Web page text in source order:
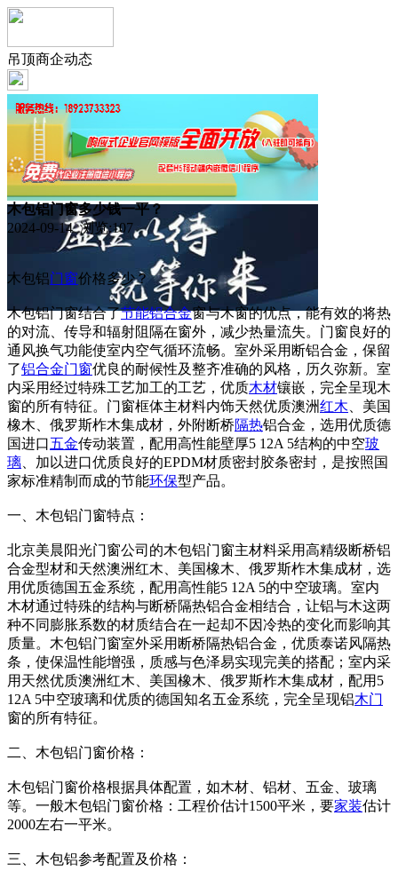
吊顶商企动态
木包铝门窗多少钱一平？
2024-09-14 浏览:107
木包铝门窗价格多少？
木包铝门窗结合了节能铝合金窗与木窗的优点，能有效的将热
的对流、传导和辐射阻隔在窗外，减少热量流失。门窗良好的
通风换气功能使室内空气循环流畅。室外采用断铝合金，保留
了铝合金门窗优良的耐候性及整齐准确的风格，历久弥新。室
内采用经过特殊工艺加工的工艺，优质木材镶嵌，完全呈现木
窗的所有特征。门窗框体主材料内饰天然优质澳洲红木 、美国
橡木、俄罗斯柞木集成材，外附断桥隔热铝合金，选用优质德
国进口五金传动装置，配用高性能壁厚5 12A 5结构的中空玻
璃 、加以进口优质良好的EPDM材质密封胶条密封，是按照国
家标准精制而成的节能环保型产品。
一、木包铝门窗特点：
北京美晨阳光门窗公司的木包铝门窗主材料采用高精级断桥铝
合金型材和天然澳洲红木、美国橡木、俄罗斯柞木集成材，选
用优质德国五金系统，配用高性能5 12A 5的中空玻璃。室内
木材通过特殊的结构与断桥隔热铝合金相结合，让铝与木这两
种不同膨胀系数的材质结合在一起却不因冷热的变化而影响其
质量。木包铝门窗室外采用断桥隔热铝合金，优质泰诺风隔热
条，使保温性能增强，质感与色泽易实现完美的搭配；室内采
用天然优质澳洲红木、美国橡木、俄罗斯柞木集成材，配用5
12A 5中空玻璃和优质的德国知名五金系统，完全呈现铝木门
窗的所有特征。
二、木包铝门窗价格：
木包铝门窗价格根据具体配置，如木材、铝材、五金、玻璃
等。一般木包铝门窗价格：工程价估计1500平米，要家装估计
2000左右一平米。
三、木包铝参考配置及价格：